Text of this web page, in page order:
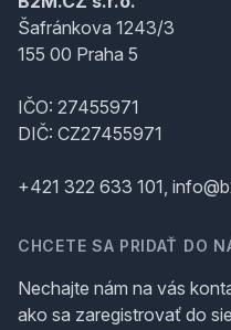
Šafránkova 1243/3
155 00 Praha 5
IČO: 27455971
DIČ: CZ27455971
+421 322 633 101,
CHCETE SA PRIDAŤ DO
Nechajte nám na vás
ako sa zaregistrovať do